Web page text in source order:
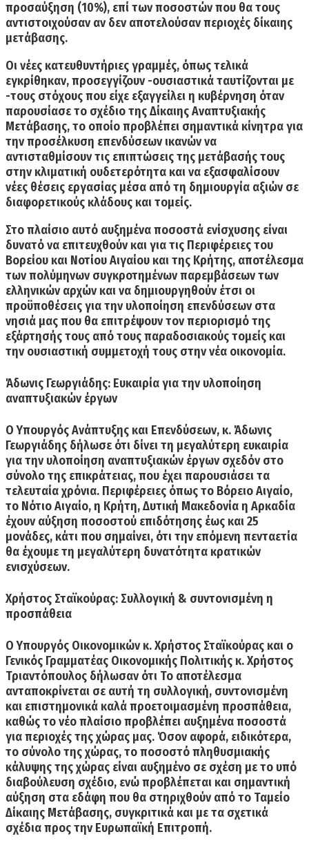
προσαύξηση (10%), επί των ποσοστών που θα τους
αντιστοιχούσαν αν δεν αποτελούσαν περιοχές δίκαιης
μετάβασης.
Οι νέες κατευθυντήριες γραμμές, όπως τελικά
εγκρίθηκαν, προσεγγίζουν -ουσιαστικά ταυτίζονται με
-τους στόχους που είχε εξαγγείλει η κυβέρνηση όταν
παρουσίασε το σχέδιο της Δίκαιης Αναπτυξιακής
Μετάβασης, το οποίο προβλέπει σημαντικά κίνητρα για
την προσέλκυση επενδύσεων ικανών να
αντισταθμίσουν τις επιπτώσεις της μετάβασής τους
στην κλιματική ουδετερότητα και να εξασφαλίσουν
νέες θέσεις εργασίας μέσα από τη δημιουργία αξιών σε
διαφορετικούς κλάδους και τομείς.
Στο πλαίσιο αυτό αυξημένα ποσοστά ενίσχυσης είναι
δυνατό να επιτευχθούν και για τις Περιφέρειες του
Βορείου και Νοτίου Αιγαίου και της Κρήτης, αποτέλεσμα
των πολύμηνων συγκροτημένων παρεμβάσεων των
ελληνικών αρχών και να δημιουργηθούν έτσι οι
προϋποθέσεις για την υλοποίηση επενδύσεων στα
νησιά μας που θα επιτρέψουν τον περιορισμό της
εξάρτησής τους από τους παραδοσιακούς τομείς και
την ουσιαστική συμμετοχή τους στην νέα οικονομία.
Άδωνις Γεωργιάδης: Ευκαιρία για την υλοποίηση
αναπτυξιακών έργων
O Υπουργός Ανάπτυξης και Επενδύσεων, κ. Άδωνις
Γεωργιάδης δήλωσε ότι δίνει τη μεγαλύτερη ευκαιρία
για την υλοποίηση αναπτυξιακών έργων σχεδόν στο
σύνολο της επικράτειας, που έχει παρουσιάσει τα
τελευταία χρόνια. Περιφέρειες όπως το Βόρειο Αιγαίο,
το Νότιο Αιγαίο, η Κρήτη, Δυτική Μακεδονία η Αρκαδία
έχουν αύξηση ποσοστού επιδότησης έως και 25
μονάδες,κάτι που σημαίνει, ότι την επόμενη πενταετία
θα έχουμε τη μεγαλύτερη δυνατότητα κρατικών
ενισχύσεων.
Χρήστος Σταϊκούρας: Συλλογική & συντονισμένη η
προσπάθεια
Ο Υπουργός Οικονομικών κ. Χρήστος Σταϊκούρας και ο
Γενικός Γραμματέας Οικονομικής Πολιτικής κ. Χρήστος
Τριαντόπουλος δήλωσαν ότι Το αποτέλεσμα
ανταποκρίνεται σε αυτή τη συλλογική, συντονισμένη
και επιστημονικά καλά προετοιμασμένη προσπάθεια,
καθώς το νέο πλαίσιο προβλέπει αυξημένα ποσοστά
για περιοχές της χώρας μας. Όσον αφορά, ειδικότερα,
το σύνολο της χώρας,το ποσοστό πληθυσμιακής
κάλυψης της χώρας είναι αυξημένο σε σχέση με το υπό
διαβούλευση σχέδιο, ενώ προβλέπεται και σημαντική
αύξηση στα εδάφη που θα στηριχθούν από το Ταμείο
Δίκαιης Μετάβασης, συγκριτικά και με τα σχετικά
σχέδια προς την Ευρωπαϊκή Επιτροπή.